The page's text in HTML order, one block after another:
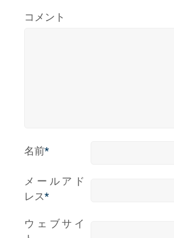
コメント
名前*
メールアド
レス*
ウェブサイ